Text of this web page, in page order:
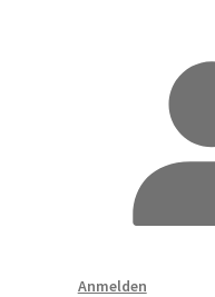
Anmelden